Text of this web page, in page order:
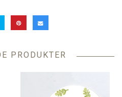
PRODUKTER